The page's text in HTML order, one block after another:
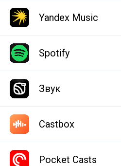
Yandex Music
Spotify
Звук
Castbox
Pocket Casts